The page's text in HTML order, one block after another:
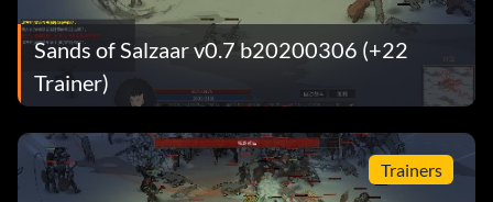
Sands of Salzaar v0.7 b20200306 (+22
Trainer)
Trainers